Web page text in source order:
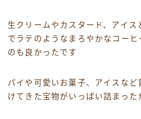
生クリームやカスタード、アイス
でラテのようなまろやかなコーヒ
のも良かったです
パイや可愛いお菓子、アイスなど
けてきた宝物がいっぱい詰まった